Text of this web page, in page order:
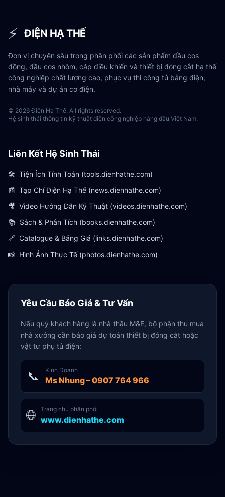
⚡ ĐIỆN HẠ THẾ
Đơn vị chuyên sâu trong phân phối các sản phẩm đầu cos
đồng, đầu cos nhôm, cáp điều khiển và thiết bị đóng cắt hạ thế
công nghiệp chất lượng cao, phục vụ thi công tủ bảng điện,
nhà máy và dự án cơ điện.
© 2026 Điện Hạ Thế. All rights reserved.
Hệ sinh thái thông tin kỹ thuật điện công nghiệp hàng đầu Việt Nam.
Liên Kết Hệ Sinh Thái
🛠️ Tiện Ích Tính Toán (tools.dienhathe.com)
📰 Tạp Chí Điện Hạ Thế (news.dienhathe.com)
🎥 Video Hướng Dẫn Kỹ Thuật (videos.dienhathe.com)
📚 Sách & Phân Tích (books.dienhathe.com)
🔗 Catalogue & Bảng Giá (links.dienhathe.com)
📸 Hình Ảnh Thực Tế (photos.dienhathe.com)
Yêu Cầu Báo Giá & Tư Vấn
Nếu quý khách hàng là nhà thầu M&E, bộ phận thu mua
nhà xưởng cần báo giá dự toán thiết bị đóng cắt hoặc
vật tư phụ tủ điện:
📞 Kinh Doanh
Ms Nhung – 0907 764 966
🌐 Trang chủ phân phối
www.dienhathe.com